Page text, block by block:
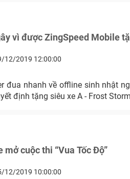
vì được ZingSpeed Mobile
12/2019 12:00:00
đua nhanh về offline sinh nhật
định tặng siêu xe A - Frost
cuộc thi “Vua Tốc Độ”
12/2019 10:00:00